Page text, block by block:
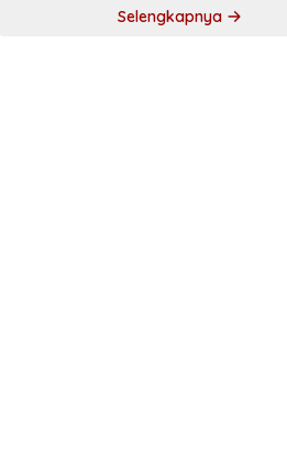
Selengkapnya